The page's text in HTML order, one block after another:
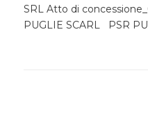
SRL Atto di
PUGLIE SCARL PSR